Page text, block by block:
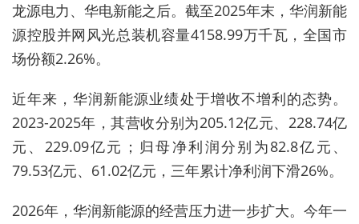
龙源电力、华电新能之后。截至2025年末，华润新能
源控股并网风光总装机容量4158.99万千瓦，全国市
场份额2.26%。
近年来，华润新能源业绩处于增收不增利的态势。
2023-2025年，其营收分别为205.12亿元、228.74亿
元、229.09亿元；归母净利润分别为82.8亿元、
79.53亿元、61.02亿元，三年累计净利润下滑26%。
2026年，华润新能源的经营压力进一步扩大。今年一